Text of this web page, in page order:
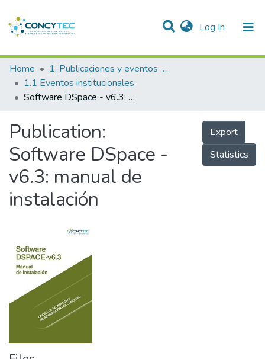
Log In (current)
Communities & Collections
Research Outputs
People
Statistics
Home
1. Publicaciones y eventos institucionales
1.1 Eventos institucionales
Software DSpace - v6.3: manual de instalación
Publication:
Software DSpace -
v6.3: manual de
instalación
Export
Statistics